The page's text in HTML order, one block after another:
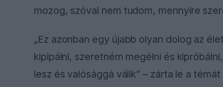
mozog, szóval nem tudom, mennyire
„Ez azonban egy újabb olyan dolog az
kipipálni, szeretném megélni és
lesz és valósággá válik” – zárta le a